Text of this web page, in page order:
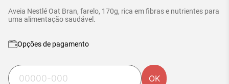
Aveia Nestlé Oat Bran, farelo, 170g, rica em fibras e nutrientes para
uma alimentação saudável.
Opções de pagamento
OK